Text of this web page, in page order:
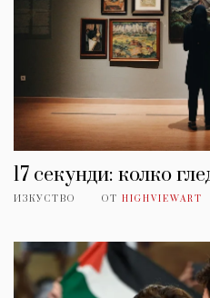
17 секунди: колко
ИЗКУСТВО ОТ HIGHVIEWART